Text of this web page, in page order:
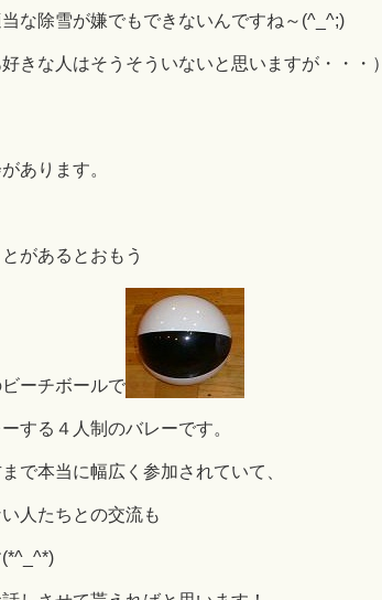
な除雪が嫌でもできないんですね～(^_^;)
きな人はそうそういないと思いますが・・・）
あります。
があるとおもう
ーチボールで
する４人制のバレーです。
で本当に幅広く参加されていて、
人たちとの交流も